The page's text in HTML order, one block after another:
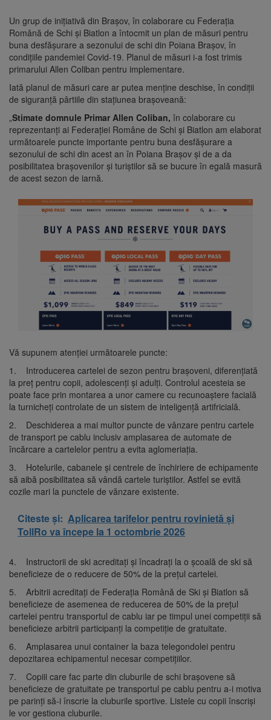
Un grup de inițiativă din Brașov, în colaborare cu Federația
Română de Schi și Biatlon a întocmit un plan de măsuri pentru
buna desfășurare a sezonului de schi din Poiana Brașov, în
condițiile pandemiei Covid-19. Planul de măsuri i-a fost trimis
primarului Allen Coliban pentru implementare.
Iată planul de măsuri care ar putea menține deschise, în condiții
de siguranță pârtiile din stațiunea brașoveană:
„Stimate domnule Primar Allen Coliban, în colaborare cu
reprezentanți ai Federației Române de Schi și Biatlon am elaborat
următoarele puncte importante pentru buna desfășurare a
sezonului de schi din acest an în Poiana Brașov și de a da
posibilitatea brașovenilor și turiștilor să se bucure în egală masură
de acest sezon de iarnă.
Vă supunem atenției următoarele puncte:
1. Introducerea cartelei de sezon pentru brașoveni, diferențiată
la preț pentru copii, adolescenți și adulți. Controlul acesteia se
poate face prin montarea a unor camere cu recunoaștere facială
la turnicheți controlate de un sistem de inteligență artifricială.
2. Deschiderea a mai multor puncte de vânzare pentru cartele
de transport pe cablu inclusiv amplasarea de automate de
încărcare a cartelelor pentru a evita aglomeriația.
3. Hotelurile, cabanele și centrele de închiriere de echipamente
să aibă posibilitatea să vândă cartele turiștilor. Astfel se evită
cozile mari la punctele de vănzare existente.
Citeste și: Aplicarea tarifelor pentru rovinietă și
TollRo va începe la 1 octombrie 2026
4. Instructorii de ski acreditați și încadrați la o școală de ski să
beneficieze de o reducere de 50% de la prețul cartelei.
5. Arbitrii acreditați de Federația Română de Ski și Biatlon să
beneficieze de asemenea de reducerea de 50% de la prețul
cartelei pentru transportul de cablu iar pe timpul unei competiții să
beneficieze arbitrii participanți la competiție de gratuitate.
6. Amplasarea unui container la baza telegondolei pentru
depozitarea echipamentul necesar competițiilor.
7. Copiii care fac parte din cluburile de schi brașovene să
beneficieze de gratuitate pe transportul pe cablu pentru a-i motiva
pe parinți să-i înscrie la cluburile sportive. Listele cu copii înscriși
le vor gestiona cluburile.